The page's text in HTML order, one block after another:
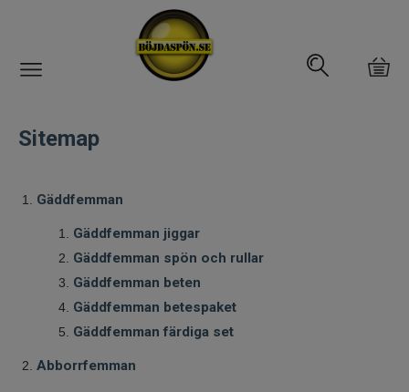
Interfiske
Sitemap
Gäddfemman
Gäddfemman jiggar
Gäddfemman spön och rullar
Gäddfemman beten
Gäddfemman betespaket
Gäddfemman färdiga set
Abborrfemman